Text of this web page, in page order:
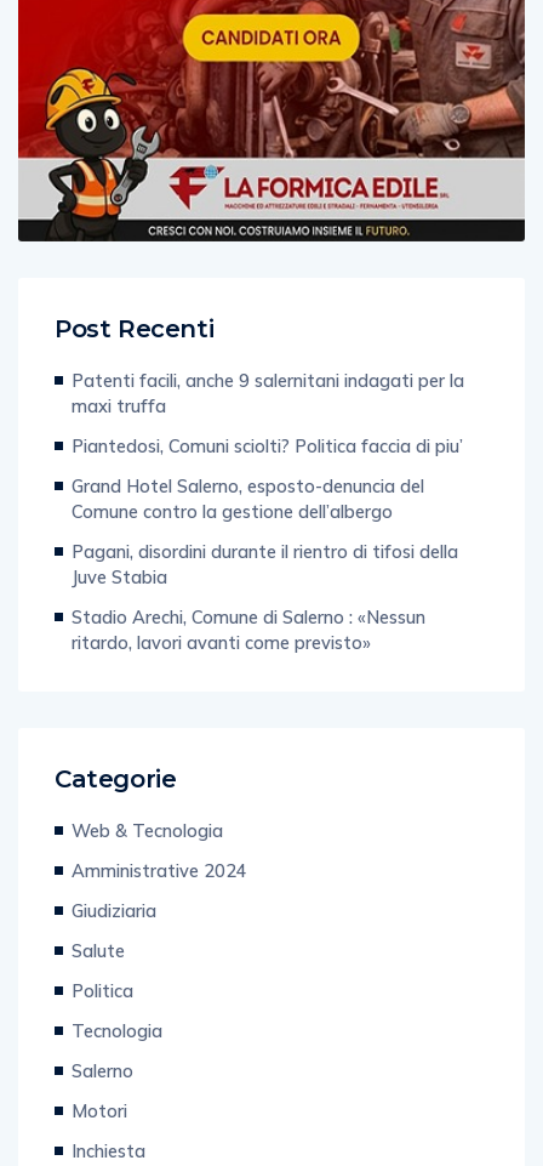
Post Recenti
Patenti facili, anche 9 salernitani indagati per la
maxi truffa
Piantedosi, Comuni sciolti? Politica faccia di piu’
Grand Hotel Salerno, esposto-denuncia del
Comune contro la gestione dell’albergo
Pagani, disordini durante il rientro di tifosi della
Juve Stabia
Stadio Arechi, Comune di Salerno : «Nessun
ritardo, lavori avanti come previsto»
Categorie
Web & Tecnologia
Amministrative 2024
Giudiziaria
Salute
Politica
Tecnologia
Salerno
Motori
Inchiesta